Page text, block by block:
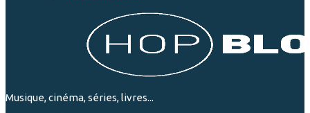
Musique, cinéma, séries, livres...